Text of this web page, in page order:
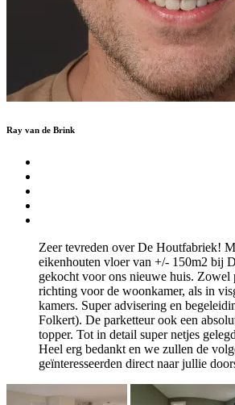
Ray van de Brink
Zeer tevreden over De Houtfabriek!
eikenhouten vloer van +/- 150m2 bij
gekocht voor ons nieuwe huis. Zowel
richting voor de woonkamer, als in
kamers. Super advisering en
Folkert). De parketteur ook een
topper. Tot in detail super netjes
Heel erg bedankt en we zullen de
geïnteresseerden direct naar jullie